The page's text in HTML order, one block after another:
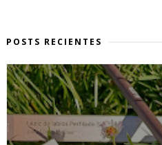
POSTS RECIENTES